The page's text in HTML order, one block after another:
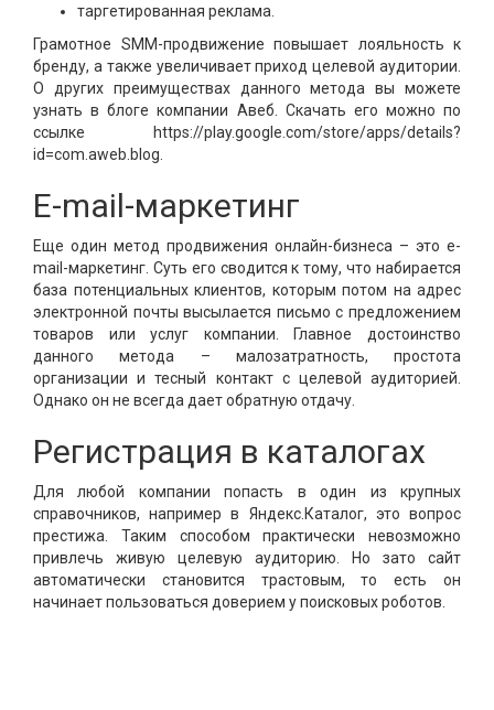
таргетированная реклама.
Грамотное SMM-продвижение повышает лояльность к
бренду, а также увеличивает приход целевой аудитории.
О других преимуществах данного метода вы можете
узнать в блоге компании Авеб. Скачать его можно по
ссылке https://play.google.com/store/apps/details?
id=com.aweb.blog.
E-mail-маркетинг
Еще один метод продвижения онлайн-бизнеса – это e-
mail-маркетинг. Суть его сводится к тому, что набирается
база потенциальных клиентов, которым потом на адрес
электронной почты высылается письмо с предложением
товаров или услуг компании. Главное достоинство
данного метода – малозатратность, простота
организации и тесный контакт с целевой аудиторией.
Однако он не всегда дает обратную отдачу.
Регистрация в каталогах
Для любой компании попасть в один из крупных
справочников, например в Яндекс.Каталог, это вопрос
престижа. Таким способом практически невозможно
привлечь живую целевую аудиторию. Но зато сайт
автоматически становится трастовым, то есть он
начинает пользоваться доверием у поисковых роботов.